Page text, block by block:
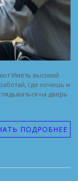
Иметь высокий
где хочешь и
на дверь
ПОДРОБНЕЕ